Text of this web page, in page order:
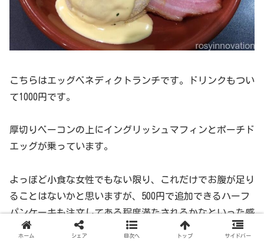
こちらはエッグベネディクトランチです。ドリンクもつい
て1000円です。
厚切りベーコンの上にイングリッシュマフィンとポーチド
エッグが乗っています。
よっぽど小食な女性でもない限り、これだけでお腹が足り
ることはないかと思いますが、500円で追加できるハーフ
パンケーキも注文してある程度満たされるかなといった感
じです。
ホーム シェア 目次へ トップ サイドバー